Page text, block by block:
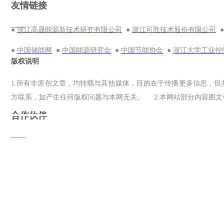
友情链接
——
●浙江高晟能源新技术研究有限公司 ● 浙江可胜技术股份有限公司
● 中国储能网 ● 中国能源研究会 ● 中国节能协会 ● 浙江大学工业
版权说明
1.所有非原创文章，均转载与其他媒体，目的在于传播更多信息，
方联系，如产生任何版权问题与本网无关。 2.本网站部分内容图
合作伙伴
——